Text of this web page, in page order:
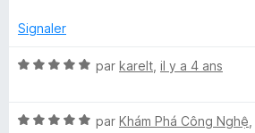
Signaler
N
é
par karelt il y a 4 ans
N
par Khám Phá Công Nghệ